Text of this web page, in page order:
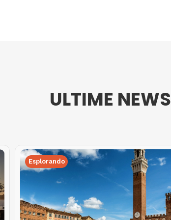
ULTIME NEWS
Esplorando